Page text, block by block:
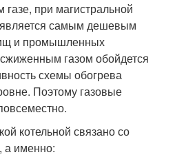
при магистральной
является самым дешевым
и промышленных
газом обойдется
схемы обогрева
Поэтому газовые
котельной связано со
а именно: